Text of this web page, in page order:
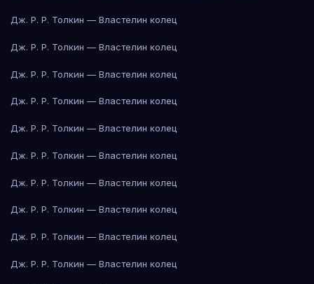
Дж. Р. Р. Толкин — Властелин колец
Дж. Р. Р. Толкин — Властелин колец
Дж. Р. Р. Толкин — Властелин колец
Дж. Р. Р. Толкин — Властелин колец
Дж. Р. Р. Толкин — Властелин колец
Дж. Р. Р. Толкин — Властелин колец
Дж. Р. Р. Толкин — Властелин колец
Дж. Р. Р. Толкин — Властелин колец
Дж. Р. Р. Толкин — Властелин колец
Дж. Р. Р. Толкин — Властелин колец